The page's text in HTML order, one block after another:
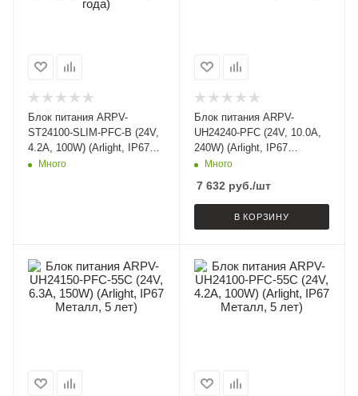
Блок питания ARPV-
ST24100-SLIM-PFC-B (24V,
4.2A, 100W) (Arlight, IP67
Металл, 3 года)
Много
Блок питания ARPV-
UH24240-PFC (24V, 10.0A,
240W) (Arlight, IP67
Металл, 7 лет)
Много
7 632 руб./шт
В КОРЗИНУ